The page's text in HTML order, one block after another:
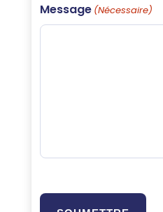
Message (Nécessaire)